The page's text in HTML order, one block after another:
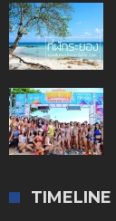
TIMELINE